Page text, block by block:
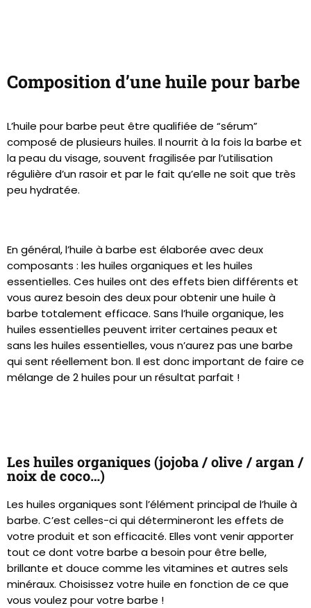
Composition d’une huile pour barbe
L’huile pour barbe peut être qualifiée de “sérum”
composé de plusieurs huiles. Il nourrit à la fois la barbe et
la peau du visage, souvent fragilisée par l’utilisation
régulière d’un rasoir et par le fait qu’elle ne soit que très
peu hydratée.
En général, l’huile à barbe est élaborée avec deux
composants : les huiles organiques et les huiles
essentielles. Ces huiles ont des effets bien différents et
vous aurez besoin des deux pour obtenir une huile à
barbe totalement efficace. Sans l’huile organique, les
huiles essentielles peuvent irriter certaines peaux et
sans les huiles essentielles, vous n’aurez pas une barbe
qui sent réellement bon. Il est donc important de faire ce
mélange de 2 huiles pour un résultat parfait !
Les huiles organiques (jojoba / olive / argan /
noix de coco…)
Les huiles organiques sont l’élément principal de l’huile à
barbe. C’est celles-ci qui détermineront les effets de
votre produit et son efficacité. Elles vont venir apporter
tout ce dont votre barbe a besoin pour être belle,
brillante et douce comme les vitamines et autres sels
minéraux. Choisissez votre huile en fonction de ce que
vous voulez pour votre barbe !